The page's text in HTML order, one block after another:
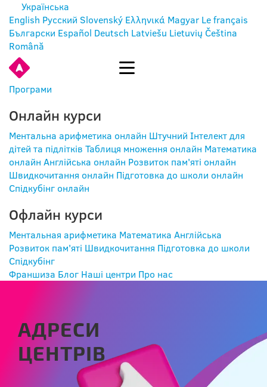
Українська
English Русский Slovenský Ελληνικά Magyar Le français
Български Español Deutsch Latviešu Lietuvių Čeština
Română
Програми
Онлайн курси
Ментальна арифметика онлайн Штучний Інтелект для
дітей та підлітків Таблиця множення онлайн Математика
онлайн Англійська онлайн Розвиток пам'яті онлайн
Швидкочитання онлайн Підготовка до школи онлайн
Спідкубінг онлайн
Офлайн курси
Ментальная арифметика Математика Англійська
Розвиток пам'яті Швидкочитання Підготовка до школи
Спідкубінг
Франшиза Блог Наші центри Про нас
АДРЕСИ
ЦЕНТРІВ